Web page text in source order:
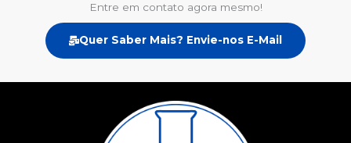
Entre em contato agora mesmo!
Quer Saber Mais? Envie-nos E-Mail